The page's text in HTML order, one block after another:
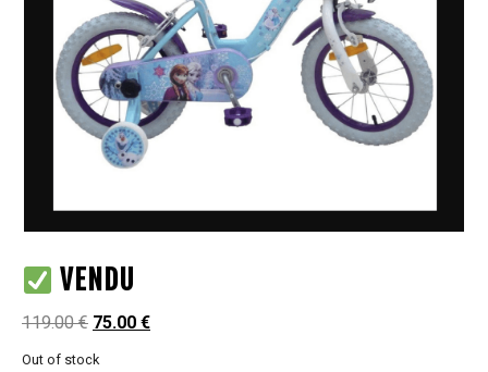
VENDU
119.00€ 75.00 €
Out of stock